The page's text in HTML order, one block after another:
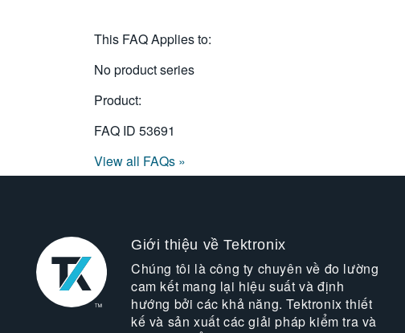
This FAQ Applies to:
No product series
Product:
FAQ ID 53691
View all FAQs »
Giới thiệu về Tektronix
Chúng tôi là công ty chuyên về đo lường
cam kết mang lại hiệu suất và định
hướng bởi các khả năng. Tektronix thiết
kế và sản xuất các giải pháp kiểm tra và